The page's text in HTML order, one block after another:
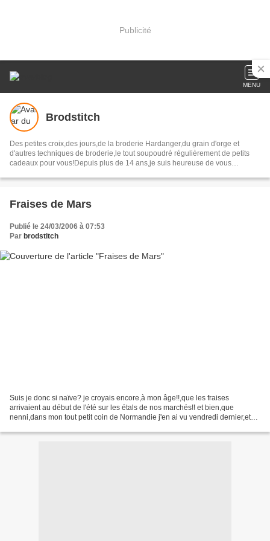
Publicité
MENU
Brodstitch
Des petites croix,des jours,de la broderie Hardanger,du grain d'orge et
d'autres techniques de broderie,le tout soupoudré régulièrement de petits
cadeaux pour vous!Depuis plus de 14 ans,je suis heureuse de vous
Fraises de Mars
Publié le 24/03/2006 à 07:53
Par brodstitch
Suis je donc si naïve? je croyais encore,à mon âge!!,que les fraises
arrivaient au début de l'été sur les étals de nos marchés!! et bien,que
nenni,dans mon tout petit coin de Normandie j'en ai vu vendredi dernier,et